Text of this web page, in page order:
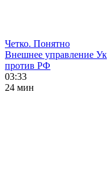
Четко. Понятно
Внешнее управление
против РФ
03:33
24 мин